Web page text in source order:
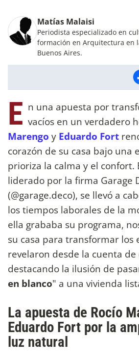
Matías Malaisi
Periodista especializado en
formación en Arquitectura en
Buenos Aires.
E n una apuesta por
vacíos en un verdadero
Marengo y Eduardo Fort
corazón de su casa bajo una
prioriza la calma y el confort.
liderado por la firma Garage
(@garage.deco), se llevó a
los tiempos laborales de la
ella grababa su programa,
su casa para transformar los
revelaron desde la cuenta de
destacando la ilusión de
en blanco" a una vivienda
La apuesta de Rocío
Eduardo Fort por la
luz natural